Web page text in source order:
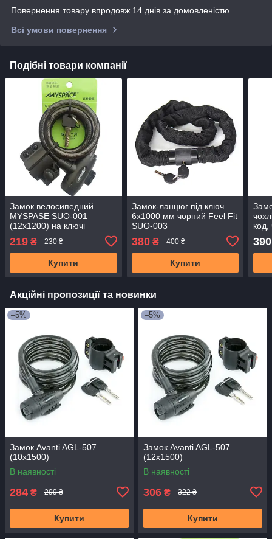
Повернення товару впродовж 14 днів за домовленістю
Всі умови повернення
Подібні товари компанії
Замок велосипедний
MYSPASE SUO-001
(12x1200) на ключі
219 ₴ 230 ₴
Купити
Замок-ланцюг під ключ
6x1000 мм чорний Feel Fit
SUO-003
380₴ 400 ₴
Купити
код,
390
Акційні пропозиції та новинки
–5%
Замок Avanti AGL-507
(10x1500)
В наявності
284 ₴ 299 ₴
Купити
–5%
Замок Avanti AGL-507
(12x1500)
В наявності
306 ₴ 322 ₴
Купити